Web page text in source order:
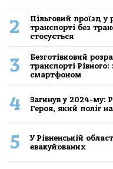
2
Пільговий проїзд у
транспорті без
стосується
3
Безготівковий
транспорті
смартфоном
4
Загинув у 2024-му:
Героя, який поліг на
5
У Рівненській
евакуйованих